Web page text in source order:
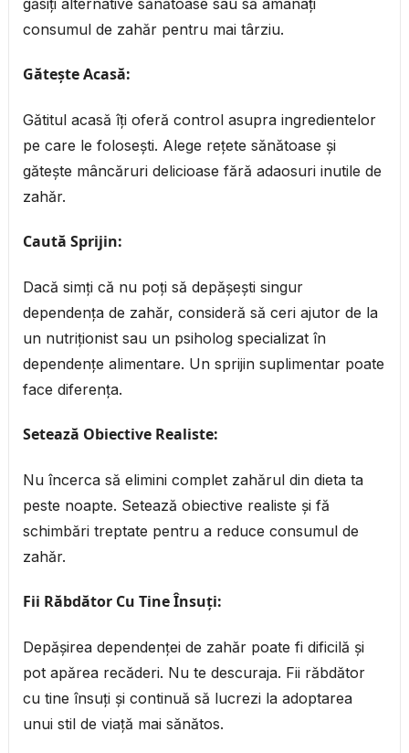
consumul de zahăr pentru mai târziu.
Gătește Acasă:
Gătitul acasă îți oferă control asupra ingredientelor
pe care le folosești. Alege rețete sănătoase și
gătește mâncăruri delicioase fără adaosuri inutile de
zahăr.
Caută Sprijin:
Dacă simți că nu poți să depășești singur
dependența de zahăr, consideră să ceri ajutor de la
un nutriționist sau un psiholog specializat în
dependențe alimentare. Un sprijin suplimentar poate
face diferența.
Setează Obiective Realiste:
Nu încerca să elimini complet zahărul din dieta ta
peste noapte. Setează obiective realiste și fă
schimbări treptate pentru a reduce consumul de
zahăr.
Fii Răbdător Cu Tine Însuți:
Depășirea dependenței de zahăr poate fi dificilă și
pot apărea recăderi. Nu te descuraja. Fii răbdător
cu tine însuți și continuă să lucrezi la adoptarea
unui stil de viață mai sănătos.